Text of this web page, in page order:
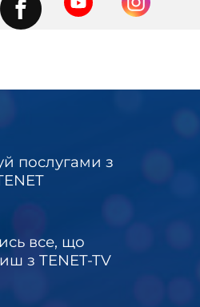
послугами з
все, що
з TENET-TV